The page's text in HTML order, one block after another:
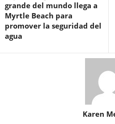
grande del mundo llega a
Myrtle Beach para
promover la seguridad del
agua
Karen